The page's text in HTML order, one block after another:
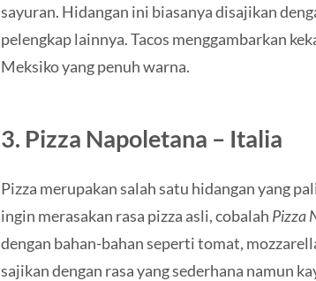
sayuran. Hidangan ini biasanya disajikan
pelengkap lainnya. Tacos menggambarkan
Meksiko yang penuh warna.
3. Pizza Napoletana – Italia
Pizza merupakan salah satu hidangan yang
ingin merasakan rasa pizza asli, cobalah Pizza
dengan bahan-bahan seperti tomat,
sajikan dengan rasa yang sederhana namun